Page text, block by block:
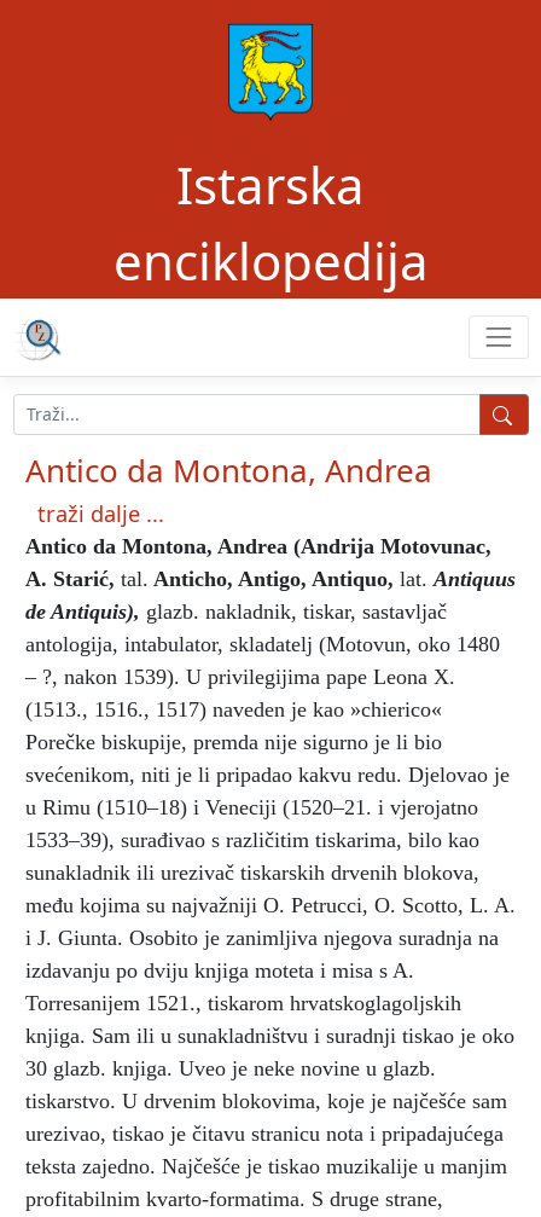
Istarska
enciklopedija
Antico da Montona, Andrea
traži dalje ...
Antico da Montona, Andrea (Andrija Motovunac,
A. Starić, tal. Anticho, Antigo, Antiquo, lat. Antiquus
de Antiquis), glazb. nakladnik, tiskar, sastavljač
antologija, intabulator, skladatelj (Motovun, oko 1480
– ?, nakon 1539). U privilegijima pape Leona X.
(1513., 1516., 1517) naveden je kao »chierico«
Porečke biskupije, premda nije sigurno je li bio
svećenikom, niti je li pripadao kakvu redu. Djelovao je
u Rimu (1510–18) i Veneciji (1520–21. i vjerojatno
1533–39), surađivao s različitim tiskarima, bilo kao
sunakladnik ili urezivač tiskarskih drvenih blokova,
među kojima su najvažniji O. Petrucci, O. Scotto, L. A.
i J. Giunta. Osobito je zanimljiva njegova suradnja na
izdavanju po dviju knjiga moteta i misa s A.
Torresanijem 1521., tiskarom hrvatskoglagoljskih
knjiga. Sam ili u sunakladništvu i suradnji tiskao je oko
30 glazb. knjiga. Uveo je neke novine u glazb.
tiskarstvo. U drvenim blokovima, koje je najčešće sam
urezivao, tiskao je čitavu stranicu nota i pripadajućega
teksta zajedno. Najčešće je tiskao muzikalije u manjim
profitabilnim kvarto-formatima. S druge strane,